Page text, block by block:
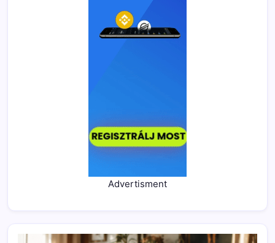
Advertisment